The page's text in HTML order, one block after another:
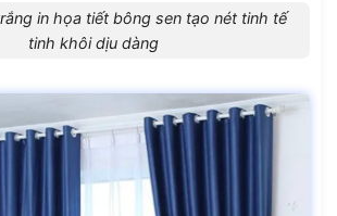
in họa tiết bông sen tạo nét tinh tế
tinh khôi dịu dàng